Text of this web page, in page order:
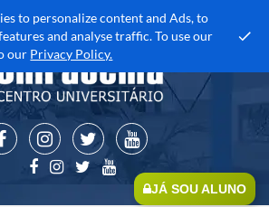
to personalize content and Ads, to
and analyse traffic. To use our
our Privacy Policy.
JÁ SOU ALUNO